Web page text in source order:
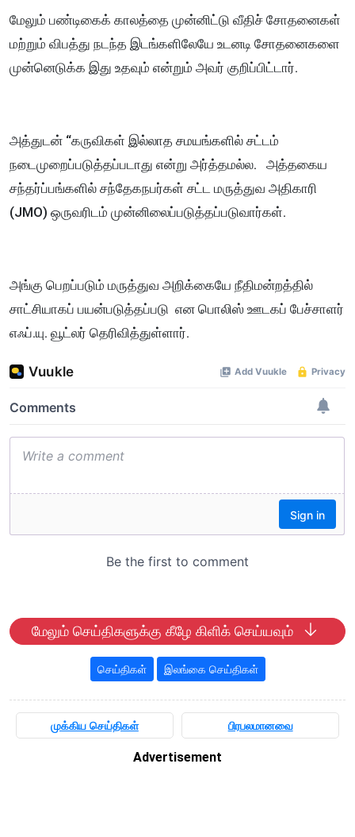
மேலும் பண்டிகைக் காலத்தை முன்னிட்டு வீதிச் சோதனைகள்
மற்றும் விபத்து நடந்த இடங்களிலேயே உடனடி சோதனைகளை
முன்னெடுக்க இது உதவும் என்றும் அவர் குறிப்பிட்டார்.
அத்துடன் “கருவிகள் இல்லாத சமயங்களில் சட்டம்
நடைமுறைப்படுத்தப்படாது என்று அர்த்தமல்ல. அத்தகைய
சந்தர்ப்பங்களில் சந்தேகநபர்கள் சட்ட மருத்துவ அதிகாரி
(JMO) ஒருவரிடம் முன்னிலைப்படுத்தப்படுவார்கள்.
அங்கு பெறப்படும் மருத்துவ அறிக்கையே நீதிமன்றத்தில்
சாட்சியாகப் பயன்படுத்தப்படு என பொலிஸ் ஊடகப் பேச்சாளர்
எஃப்.யு. வூட்லர் தெரிவித்துள்ளார்.
மேலும் செய்திகளுக்கு கீழே கிளிக் செய்யவும்
செய்திகள் இலங்கை செய்திகள்
முக்கிய செய்திகள் பிரபலமானவை
Advertisement